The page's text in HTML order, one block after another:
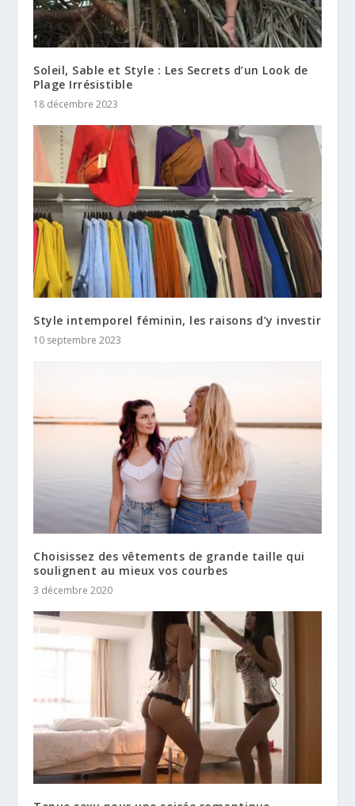
Soleil, Sable et Style : Les Secrets d’un Look de
Plage Irrésistible
18 décembre 2023
Style intemporel féminin, les raisons d’y investir
10 septembre 2023
Choisissez des vêtements de grande taille qui
soulignent au mieux vos courbes
3 décembre 2020